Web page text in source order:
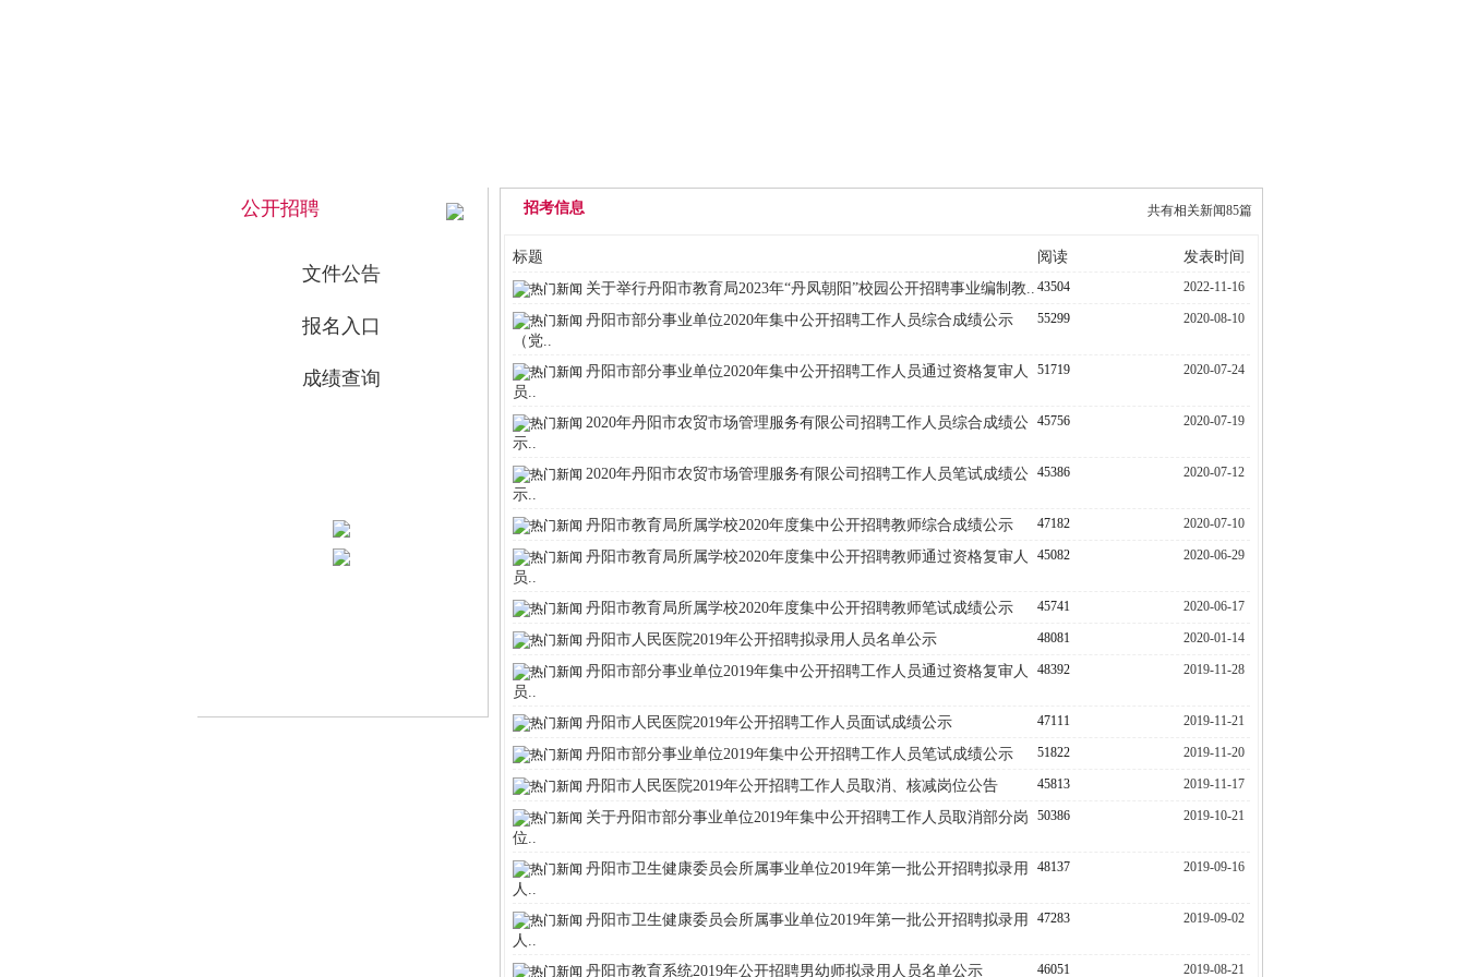
公开招聘
文件公告
报名入口
成绩查询
招考信息 共有相关新闻85篇
发表时间
阅读
标题
2022-11-16
43504
关于举行丹阳市教育局2023年“丹凤朝阳”校园公开招聘事业编制教..
2020-08-10
55299
丹阳市部分事业单位2020年集中公开招聘工作人员综合成绩公示
（党..
2020-07-24
51719
丹阳市部分事业单位2020年集中公开招聘工作人员通过资格复审人
员..
2020-07-19
45756
2020年丹阳市农贸市场管理服务有限公司招聘工作人员综合成绩公
示..
2020-07-12
45386
2020年丹阳市农贸市场管理服务有限公司招聘工作人员笔试成绩公
示..
2020-07-10
47182
丹阳市教育局所属学校2020年度集中公开招聘教师综合成绩公示
2020-06-29
45082
丹阳市教育局所属学校2020年度集中公开招聘教师通过资格复审人
员..
2020-06-17
45741
丹阳市教育局所属学校2020年度集中公开招聘教师笔试成绩公示
2020-01-14
48081
丹阳市人民医院2019年公开招聘拟录用人员名单公示
2019-11-28
48392
丹阳市部分事业单位2019年集中公开招聘工作人员通过资格复审人
员..
2019-11-21
47111
丹阳市人民医院2019年公开招聘工作人员面试成绩公示
2019-11-20
51822
丹阳市部分事业单位2019年集中公开招聘工作人员笔试成绩公示
2019-11-17
45813
丹阳市人民医院2019年公开招聘工作人员取消、核减岗位公告
2019-10-21
50386
关于丹阳市部分事业单位2019年集中公开招聘工作人员取消部分岗
位..
2019-09-16
48137
丹阳市卫生健康委员会所属事业单位2019年第一批公开招聘拟录用
人..
2019-09-02
47283
丹阳市卫生健康委员会所属事业单位2019年第一批公开招聘拟录用
人..
2019-08-21
46051
丹阳市教育系统2019年公开招聘男幼师拟录用人员名单公示